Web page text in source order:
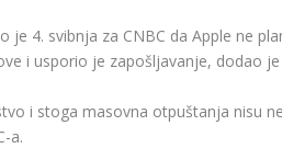
je 4. svibnja za CNBC da Apple ne
i usporio je zapošljavanje, dodao je
i stoga masovna otpuštanja nisu
a.